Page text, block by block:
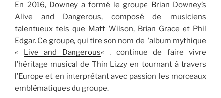
En 2016, Downey a formé le groupe Brian Downey’s
Alive and Dangerous, composé de musiciens
talentueux tels que Matt Wilson, Brian Grace et Phil
Edgar. Ce groupe, qui tire son nom de l’album mythique
« Live and Dangerous« , continue de faire vivre
l’héritage musical de Thin Lizzy en tournant à travers
l’Europe et en interprétant avec passion les morceaux
emblématiques du groupe.